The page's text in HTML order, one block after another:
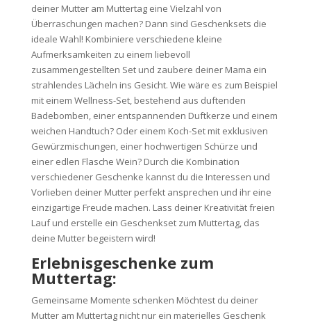
deiner Mutter am Muttertag eine Vielzahl von
Überraschungen machen? Dann sind Geschenksets die
ideale Wahl! Kombiniere verschiedene kleine
Aufmerksamkeiten zu einem liebevoll
zusammengestellten Set und zaubere deiner Mama ein
strahlendes Lächeln ins Gesicht. Wie wäre es zum Beispiel
mit einem Wellness-Set, bestehend aus duftenden
Badebomben, einer entspannenden Duftkerze und einem
weichen Handtuch? Oder einem Koch-Set mit exklusiven
Gewürzmischungen, einer hochwertigen Schürze und
einer edlen Flasche Wein? Durch die Kombination
verschiedener Geschenke kannst du die Interessen und
Vorlieben deiner Mutter perfekt ansprechen und ihr eine
einzigartige Freude machen. Lass deiner Kreativität freien
Lauf und erstelle ein Geschenkset zum Muttertag, das
deine Mutter begeistern wird!
Erlebnisgeschenke zum
Muttertag:
Gemeinsame Momente schenken Möchtest du deiner
Mutter am Muttertag nicht nur ein materielles Geschenk